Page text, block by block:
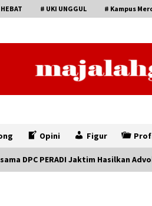
# UKI UNGGUL # Kampus
Opini Figur
DPC PERADI Jaktim Hasilkan